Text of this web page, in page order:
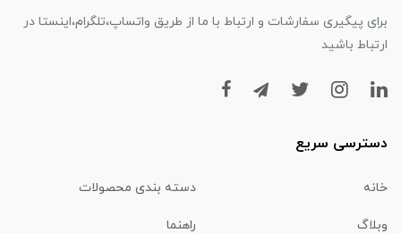
برای پیگیری سفارشات و ارتباط با ما از طریق واتساپ،تلگرام،اینستا در
ارتباط باشید
دسترسی سریع
خانه دسته بندی محصولات
وبلاگ راهنما